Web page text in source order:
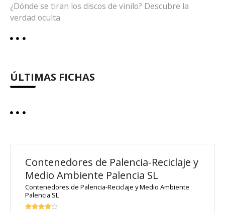
¿Dónde se tiran los discos de vinilo? Descubre la
verdad oculta
ÚLTIMAS FICHAS
Contenedores de Palencia-Reciclaje y
Medio Ambiente Palencia SL
Contenedores de Palencia-Reciclaje y Medio Ambiente
Palencia SL